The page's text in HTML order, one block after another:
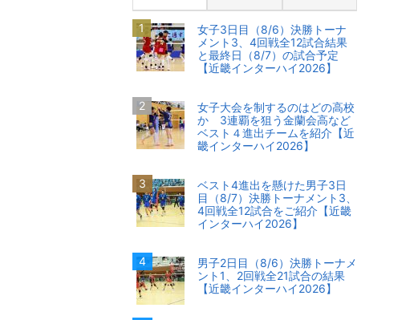
女子3日目（8/6）決勝トーナ
メント3、4回戦全12試合結果
と最終日（8/7）の試合予定
【近畿インターハイ2026】
女子大会を制するのはどの高校
か 3連覇を狙う金蘭会高など
ベスト４進出チームを紹介【近
畿インターハイ2026】
ベスト4進出を懸けた男子3日
目（8/7）決勝トーナメント3、
4回戦全12試合をご紹介【近畿
インターハイ2026】
男子2日目（8/6）決勝トーナメ
ント1、2回戦全21試合の結果
【近畿インターハイ2026】